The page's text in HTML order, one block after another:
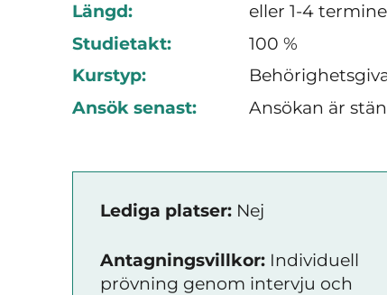
Längd:
eller 1-4
Studietakt:
100 %
Kurstyp:
Ansök senast:
Ansökan är
Lediga platser: Nej
Antagningsvillkor: Individuell
prövning genom intervju och